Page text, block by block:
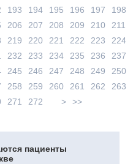
193 194 195 196 197
198
206 207 208 209 210
211
219 220 221 222 223
224
232 233 234 235 236
237
245 246 247 248 249
250
258 259 260 261 262
263
271 272 > >>
пациенты